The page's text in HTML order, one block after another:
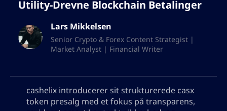
Utility-Drevne Blockchain Betalinger
Lars Mikkelsen
Senior Crypto & Forex Content Strategist |
Market Analyst | Financial Writer
cashelix introducerer sit strukturerede casx
token presalg med et fokus på transparens,